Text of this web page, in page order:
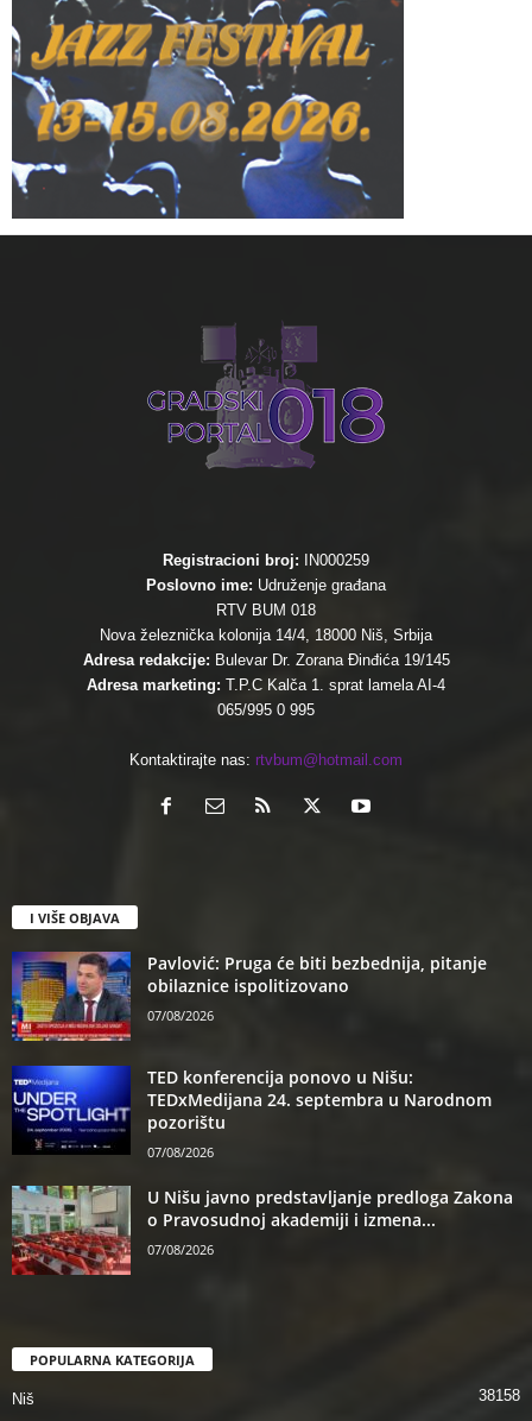
Registracioni broj:
IN000259
Poslovno ime: Udruženje građana
RTV BUM 018
Nova železnička kolonija 14/4, 18000 Niš, Srbija
Adresa redakcije: Bulevar Dr. Zorana Đinđića 19/145
Adresa marketing: T.P.C Kalča 1. sprat lamela AI-4
065/995 0 995
Kontaktirajte nas: rtvbum@hotmail.com
I VIŠE OBJAVA
Pavlović: Pruga će biti bezbednija, pitanje
obilaznice ispolitizovano
07/08/2026
TED konferencija ponovo u Nišu:
TEDxMedijana 24. septembra u Narodnom
pozorištu
07/08/2026
U Nišu javno predstavljanje predloga Zakona
o Pravosudnoj akademiji i izmena...
07/08/2026
POPULARNA KATEGORIJA
Niš 38158